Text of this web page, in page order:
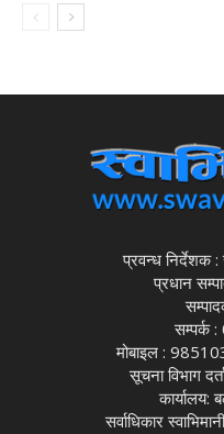
प्रवन्ध निर्देशक :
प्रधान
सम्पर्क
मोबाइल :
सूचना विभाग
कार्यालय:
सर्वाधिकार